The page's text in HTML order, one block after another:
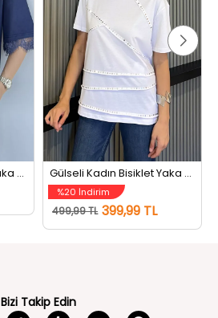
Gülseli Kadın Bisiklet Yaka Dantel Detaylı Tişört Lacivert Gülseli Kadın Bisiklet Yaka Tarz Tişört Beyaz
%20 İndirim
499,99 TL 399,99 TL
Bizi Takip Edin